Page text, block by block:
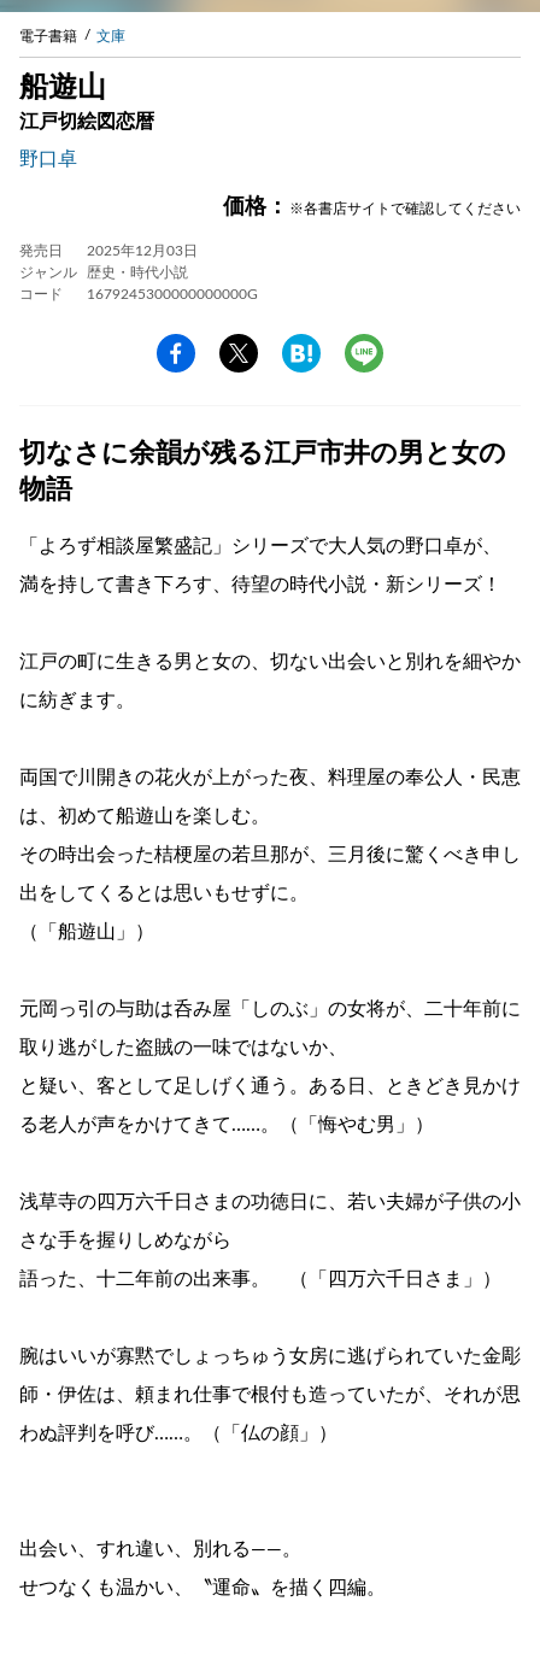
電子書籍 文庫
船遊山
江戸切絵図恋暦
野口卓
価格： ※各書店サイトで確認してください
発売日
2025年12月03日
ジャンル
歴史・時代小説
コード
1679245300000000000G
切なさに余韻が残る江戸市井の男と女の
物語
「よろず相談屋繁盛記」シリーズで大人気の野口卓が、
満を持して書き下ろす、待望の時代小説・新シリーズ！
江戸の町に生きる男と女の、切ない出会いと別れを細やか
に紡ぎます。
両国で川開きの花火が上がった夜、料理屋の奉公人・民恵
は、初めて船遊山を楽しむ。
その時出会った桔梗屋の若旦那が、三月後に驚くべき申し
出をしてくるとは思いもせずに。
（「船遊山」）
元岡っ引の与助は呑み屋「しのぶ」の女将が、二十年前に
取り逃がした盗賊の一味ではないか、
と疑い、客として足しげく通う。ある日、ときどき見かけ
る老人が声をかけてきて……。（「悔やむ男」）
浅草寺の四万六千日さまの功徳日に、若い夫婦が子供の小
さな手を握りしめながら
語った、十二年前の出来事。 （「四万六千日さま」）
腕はいいが寡黙でしょっちゅう女房に逃げられていた金彫
師・伊佐は、頼まれ仕事で根付も造っていたが、それが思
わぬ評判を呼び……。（「仏の顔」）
出会い、すれ違い、別れる――。
せつなくも温かい、〝運命〟を描く四編。